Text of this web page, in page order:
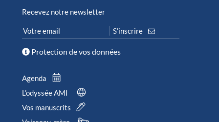
Recevez notre newsletter
Protection de vos données
Agenda
L’odyssée AMI
Vos manuscrits